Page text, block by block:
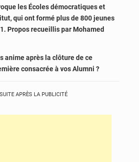
les Écoles démocratiques et
qui ont formé plus de 800 jeunes
Propos recueillis par Mohamed
anime après la clôture de ce
consacrée à vos Alumni ?
APRÈS LA PUBLICITÉ